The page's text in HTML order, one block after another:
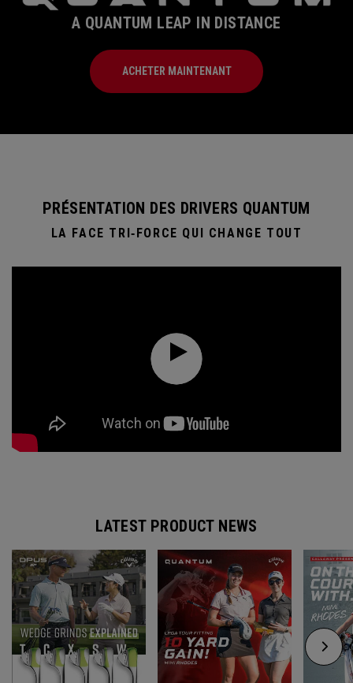
A QUANTUM LEAP IN DISTANCE
ACHETER MAINTENANT
PRÉSENTATION DES DRIVERS QUANTUM
LA FACE TRI‑FORCE QUI CHANGE TOUT
LATEST PRODUCT NEWS